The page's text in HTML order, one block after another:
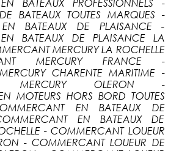
BATEAUX PROFESSIONNELS -
BATEAUX TOUTES MARQUES -
BATEAUX DE PLAISANCE -
BATEAUX DE PLAISANCE LA
MERCURY LA ROCHELLE
MERCURY FRANCE -
CHARENTE MARITIME -
MERCURY OLERON -
MOTEURS HORS BORD TOUTES
EN BATEAUX DE
EN BATEAUX DE
- COMMERCANT LOUEUR
- COMMERCANT LOUEUR DE